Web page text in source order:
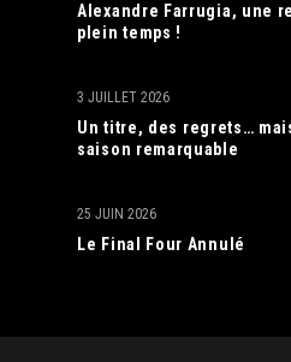
Alexandre Farrugia, une
plein temps !
Un titre, des regrets…
saison remarquable
3 JUILLET 2026
Le Final Four Annulé
25 JUIN 2026